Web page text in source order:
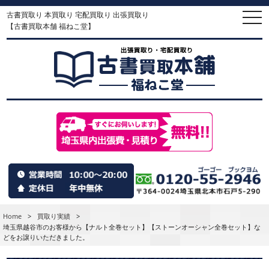
古書買取り 本買取り 宅配買取り 出張買取り
【古書買取本舗 福ねこ堂】
Home > 買取り実績
>
埼玉県越谷市のお客様から【ナルト全巻セット】【ストーンオーシャン全巻セット】な
どをお譲りいただきました。